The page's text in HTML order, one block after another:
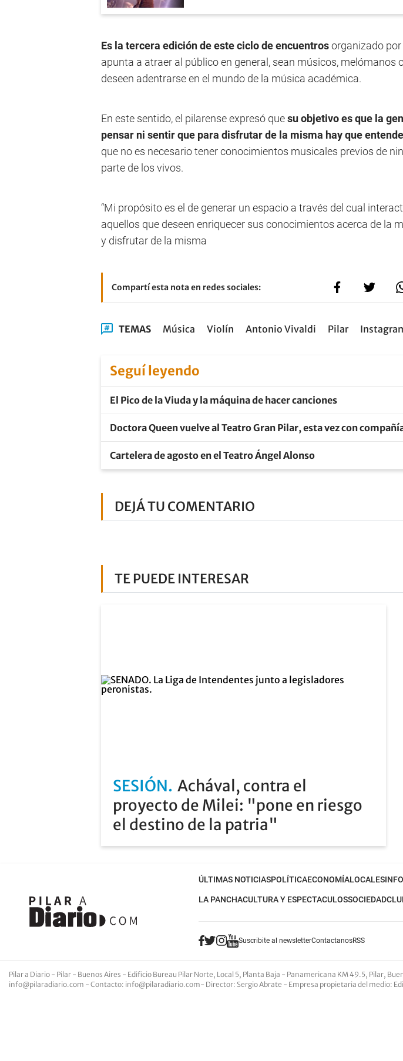
Es la tercera edición de este ciclo de encuentrosorganizado
apunta a atraer al público en general, sean músicos, melómanos
deseen adentrarse en el mundo de la música académica.
En este sentido, el pilarense expresó quesu objetivo es que la
pensar ni sentir que para disfrutar de la misma hay que
que no es necesario tener conocimientos musicales previos de
parte de los vivos.
“Mi propósito es el de generar un espacio a través del cual
aquellos que deseen enriquecer sus conocimientos acerca de la
y disfrutar de la misma
Compartí esta nota en redes sociales:
TEMAS Música Violín Antonio Vivaldi Pilar
Seguí leyendo
El Pico de la Viuda y la máquina de hacer canciones
Doctora Queen vuelve al Teatro Gran Pilar, esta vez con
Cartelera de agosto en el Teatro Ángel Alonso
DEJÁ TU COMENTARIO
TE PUEDE INTERESAR
SESIÓN Achával, contra el
proyecto de Milei: "pone en riesgo
el destino de la patria"
ÚLTIMAS NOTICIASPOLÍTICAECONOMÍALOCALES
LA PANCHACULTURA Y ESPECTACULOSSOCIEDAD
Suscribite al newsletterContactanosRSS
Pilar a Diario - Pilar - Buenos Aires - Edificio Bureau Pilar Norte, Local 5, Planta Baja - Panamericana KM 49.5, Pilar,
info@pilaradiario.com - Contacto: info@pilaradiario.com- Director: Sergio Abrate - Empresa propietaria del medio: